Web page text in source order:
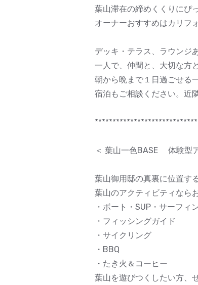
葉山滞在の締めくくりにぴ
オーナーおすすめはカリフ
デッキ・テラス、ラウンジ
一人で、仲間と、大切な方
朝から晩まで１日過ごせる
宿泊もご相談ください。近
＜ 葉山一色BASE 体験型
葉山御用邸の真裏に位置す
葉山のアクティビティなら
・ボート・SUP・サーフィ
・フィッシングガイド
・サイクリング
・BBQ
・たき火＆コーヒー
葉山を遊びつくしたい方、